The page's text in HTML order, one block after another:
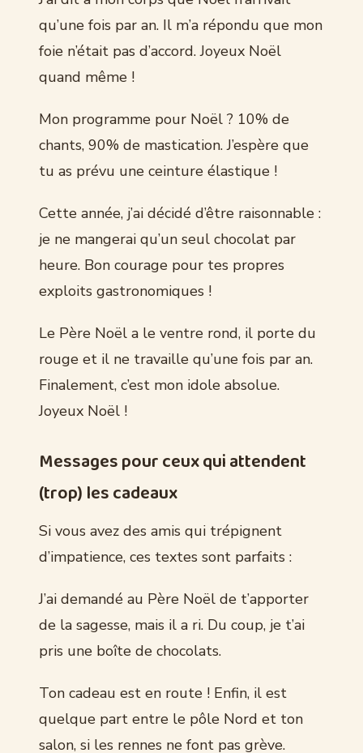
qu’une fois par an. Il m’a répondu que mon
foie n’était pas d’accord. Joyeux Noël
quand même !
Mon programme pour Noël ? 10% de
chants, 90% de mastication. J’espère que
tu as prévu une ceinture élastique !
Cette année, j’ai décidé d’être raisonnable :
je ne mangerai qu’un seul chocolat par
heure. Bon courage pour tes propres
exploits gastronomiques !
Le Père Noël a le ventre rond, il porte du
rouge et il ne travaille qu’une fois par an.
Finalement, c’est mon idole absolue.
Joyeux Noël !
Messages pour ceux qui attendent
(trop) les cadeaux
Si vous avez des amis qui trépignent
d’impatience, ces textes sont parfaits :
J’ai demandé au Père Noël de t’apporter
de la sagesse, mais il a ri. Du coup, je t’ai
pris une boîte de chocolats.
Ton cadeau est en route ! Enfin, il est
quelque part entre le pôle Nord et ton
salon, si les rennes ne font pas grève.